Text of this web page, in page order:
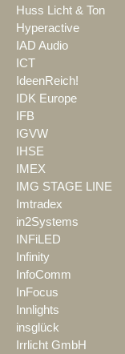
Huss Licht & Ton
Hyperactive
IAD Audio
ICT
IdeenReich!
IDK Europe
IFB
IGVW
IHSE
IMEX
IMG STAGE LINE
Imtradex
in2Systems
INFiLED
Infinity
InfoComm
InFocus
Innlights
insglück
Irrlicht GmbH